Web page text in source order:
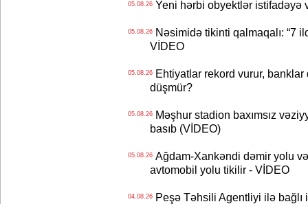
05.08.26Yeni hərbi obyektlər istifadəyə
05.08.26Nəsimidə tikinti qalmaqalı: “7
VİDEO
05.08.26Ehtiyatlar rekord vurur, banklar
düşmür?
05.08.26Məşhur stadion baxımsız
basıb (VİDEO)
05.08.26Ağdam-Xankəndi dəmir yolu
avtomobil yolu tikilir - VİDEO
04.08.26Peşə Təhsili Agentliyi ilə bağlı